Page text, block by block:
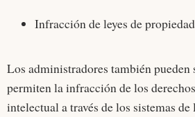
Infracción de leyes de
Los administradores también pueden
permiten la infracción de los
intelectual a través de los sistemas